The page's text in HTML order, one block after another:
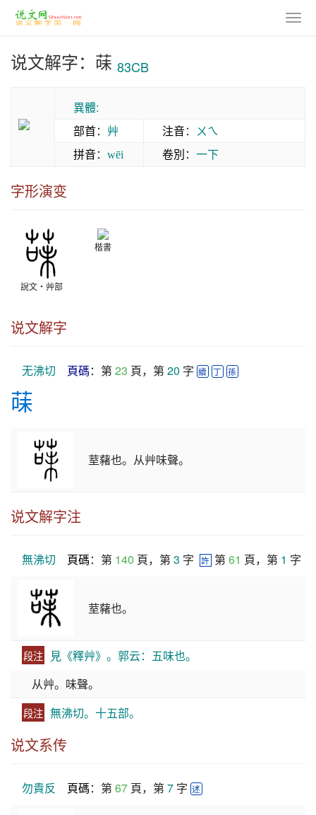
说文解字：菋 83CB
異體:
部首： 艸 注音： ㄨㄟ
拼音： wēi 卷別： 一下
字形演变
說文‧艸部
楷書
说文解字
无沸切 頁碼：第 23 頁，第 20 字 續 丁 孫
菋
荎藸也。从艸味聲。
说文解字注
無沸切 頁碼：第 140 頁，第 3 字 許 第 61 頁，第 1 字
荎藸也。
段注
見《釋艸》。郭云：五味也。
从艸。味聲。
段注 無沸切。十五部。
说文系传
勿貴反 頁碼：第 67 頁，第 7 字 述